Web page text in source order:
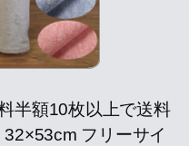
半額10枚以上で送料
フリーサイ